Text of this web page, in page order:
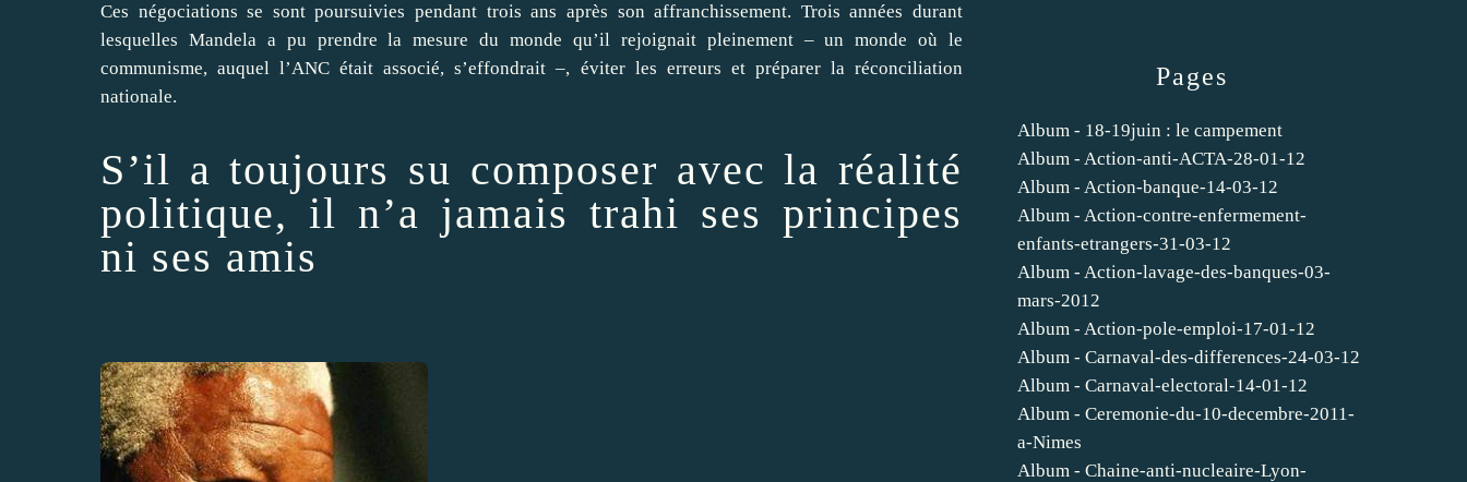
Ces négociations se sont poursuivies pendant trois ans après son affranchissement. Trois années durant
lesquelles Mandela a pu prendre la mesure du monde qu’il rejoignait pleinement – un monde où le
communisme, auquel l’ANC était associé, s’effondrait –, éviter les erreurs et préparer la réconciliation
nationale.
S’il a toujours su composer avec la réalité
politique, il n’a jamais trahi ses principes
ni ses amis
Pages
Album - 18-19juin : le campement
Album - Action-anti-ACTA-28-01-12
Album - Action-banque-14-03-12
Album - Action-contre-enfermement-
enfants-etrangers-31-03-12
Album - Action-lavage-des-banques-03-
mars-2012
Album - Action-pole-emploi-17-01-12
Album - Carnaval-des-differences-24-03-12
Album - Carnaval-electoral-14-01-12
Album - Ceremonie-du-10-decembre-2011-
a-Nimes
Album - Chaine-anti-nucleaire-Lyon-